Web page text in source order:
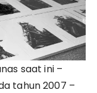
saat ini –
tahun 2007 –